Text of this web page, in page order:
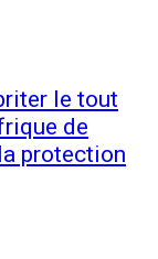
le tout
de
protection